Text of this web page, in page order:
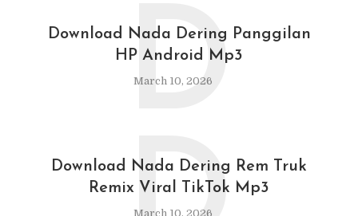
Download Nada Dering Panggilan
HP Android Mp3
March 10, 2026
D
Download Nada Dering Rem Truk
Remix Viral TikTok Mp3
March 10, 2026